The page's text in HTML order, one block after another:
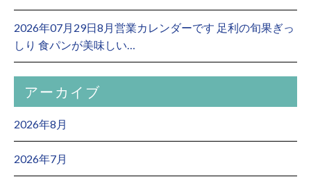
2026年07月29日8月営業カレンダーです 足利の旬果ぎっ
しり 食パンが美味しい…
アーカイブ
2026年8月
2026年7月